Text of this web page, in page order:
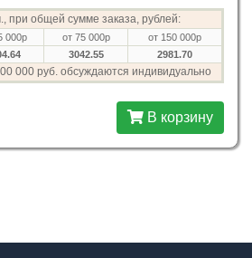
при общей сумме заказа, рублей:
000р от 75 000р
от 150 000р
3042.55 2981.70
000 руб. обсуждаются индивидуально
В корзину